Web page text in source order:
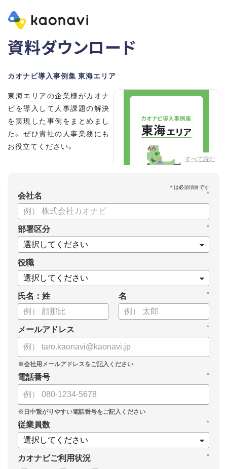
資料ダウンロード
カオナビ導入事例集 東海エリア
すべて読む
東海エリアの企業様がカオナ
ビを導入して人事課題の解決
を実現した事例をまとめまし
た。 ぜひ貴社の人事業務にも
お役立てください。
*
会社名
*
部署区分
役職
氏名：姓 *
名
*
メールアドレス
*
電話番号
*
従業員数
*
カオナビご利用状況